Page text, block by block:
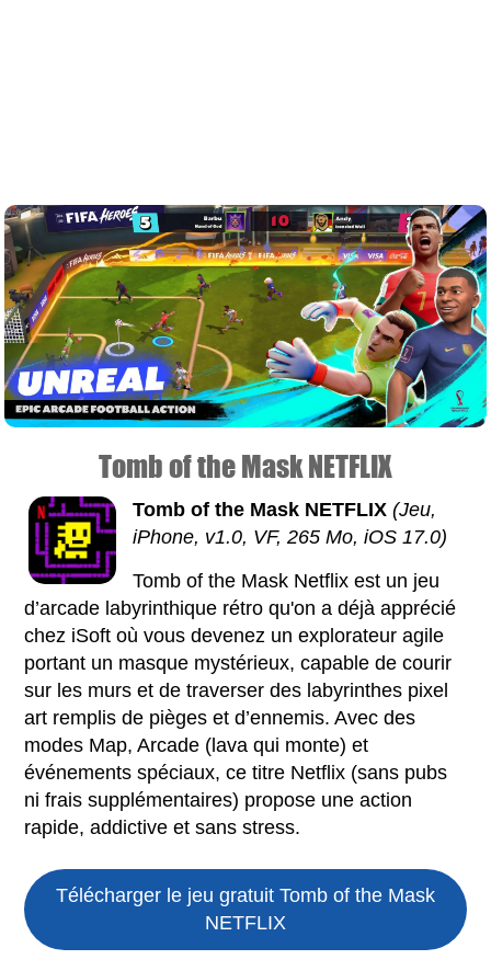
Tomb of the Mask NETFLIX
Tomb of the Mask NETFLIX (Jeu,
iPhone, v1.0, VF, 265 Mo, iOS 17.0)
Tomb of the Mask Netflix est un jeu
d’arcade labyrinthique rétro qu'on a déjà apprécié
chez iSoft où vous devenez un explorateur agile
portant un masque mystérieux, capable de courir
sur les murs et de traverser des labyrinthes pixel
art remplis de pièges et d’ennemis. Avec des
modes Map, Arcade (lava qui monte) et
événements spéciaux, ce titre Netflix (sans pubs
ni frais supplémentaires) propose une action
rapide, addictive et sans stress.
Télécharger le jeu gratuit Tomb of the Mask
NETFLIX